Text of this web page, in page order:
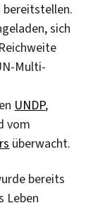
bereitstellen.
sich
Multi-
UNDP,
vom
überwacht.
bereits
Leben